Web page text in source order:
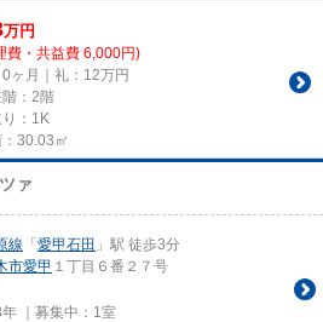
万円
費・共益費 6,000円)
0ヶ月｜礼：12万円
階：2階
り：1K
30.03㎡
ァ
線 「愛甲石田 」駅 徒歩3分
市愛甲 １丁目６番２７号
｜募集中： 1室